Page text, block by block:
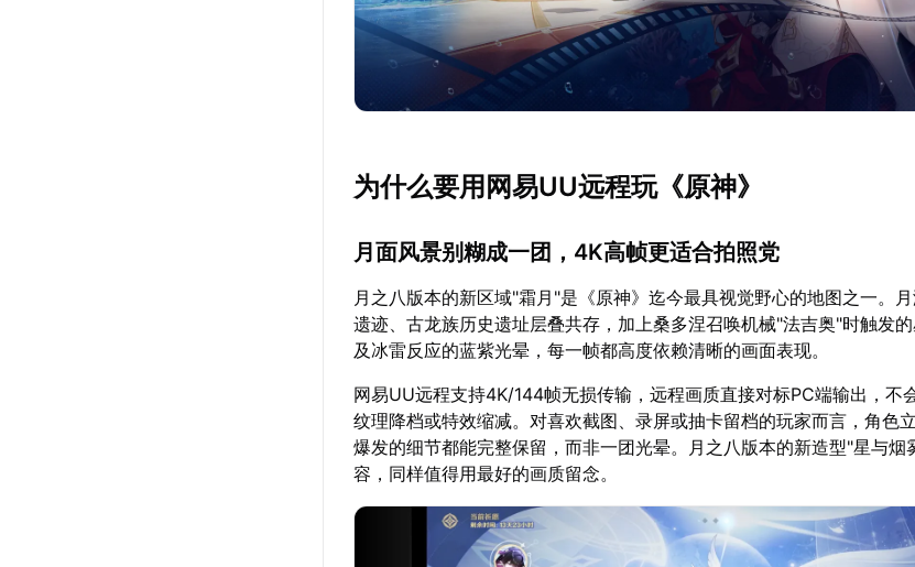
为什么要用网易UU远程玩《原神》
月面风景别糊成一团，4K高帧更适合拍照党
月之八版本的新区域"霜月"是《原神》迄今最具视觉野心的地图之一。
遗迹、古龙族历史遗址层叠共存，加上桑多涅召唤机械"法吉奥"时触发
及冰雷反应的蓝紫光晕，每一帧都高度依赖清晰的画面表现。
网易UU远程支持4K/144帧无损传输，远程画质直接对标PC端输出，不
纹理降档或特效缩减。对喜欢截图、录屏或抽卡留档的玩家而言，角色
爆发的细节都能完整保留，而非一团光晕。月之八版本的新造型"星与烟
容，同样值得用最好的画质留念。